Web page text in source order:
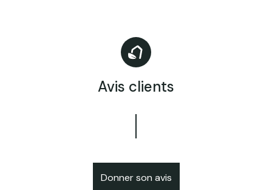
Avis clients
Donner son avis